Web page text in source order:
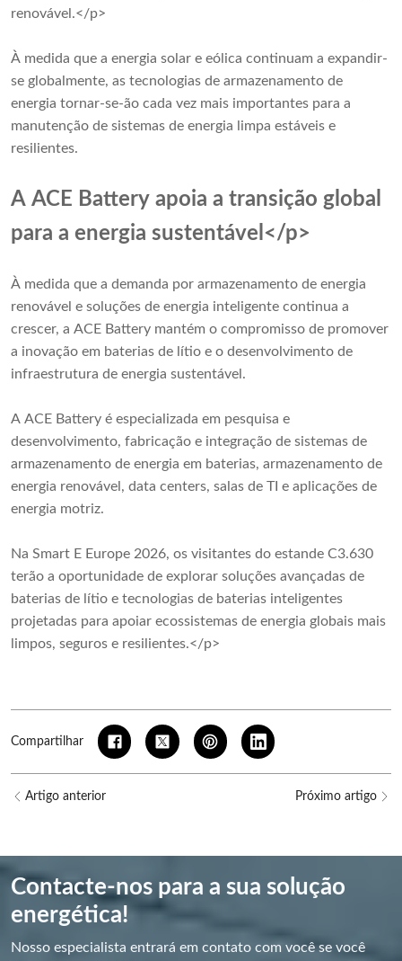
renovável.</p>
À medida que a energia solar e eólica continuam a expandir-
se globalmente, as tecnologias de armazenamento de
energia tornar-se-ão cada vez mais importantes para a
manutenção de sistemas de energia limpa estáveis ​​e
resilientes.
A ACE Battery apoia a transição global
para a energia sustentável</p>
À medida que a demanda por armazenamento de energia
renovável e soluções de energia inteligente continua a
crescer, a ACE Battery mantém o compromisso de promover
a inovação em baterias de lítio e o desenvolvimento de
infraestrutura de energia sustentável.
A ACE Battery é especializada em pesquisa e
desenvolvimento, fabricação e integração de sistemas de
armazenamento de energia em baterias, armazenamento de
energia renovável, data centers, salas de TI e aplicações de
energia motriz.
Na Smart E Europe 2026, os visitantes do estande C3.630
terão a oportunidade de explorar soluções avançadas de
baterias de lítio e tecnologias de baterias inteligentes
projetadas para apoiar ecossistemas de energia globais mais
limpos, seguros e resilientes.</p>
Compartilhar
Artigo anterior Próximo artigo
Contacte-nos para a sua solução
energética!
Nosso especialista entrará em contato com você se você